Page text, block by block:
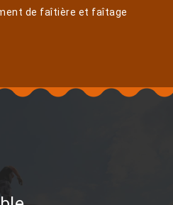
de faîtière et faîtage